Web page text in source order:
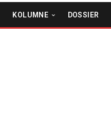
KOLUMNE DOSSIER